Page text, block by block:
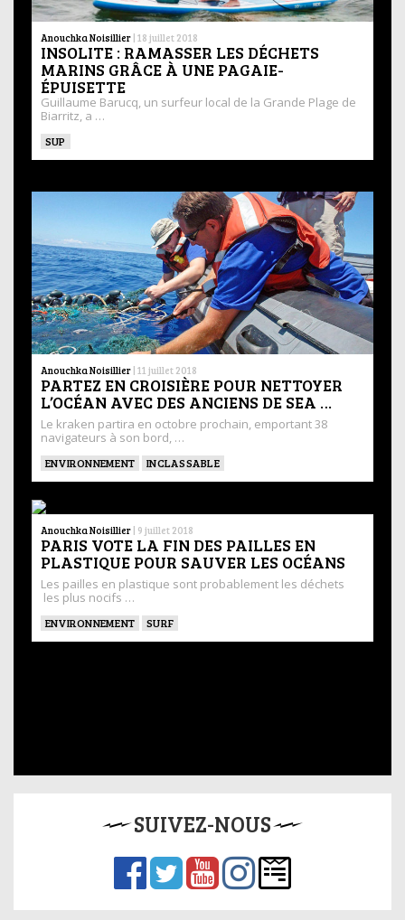
Anouchka Noisillier | 18 juillet 2018
INSOLITE : RAMASSER LES DÉCHETS
MARINS GRÂCE À UNE PAGAIE-
ÉPUISETTE
Guillaume Barucq, un surfeur local de la Grande Plage de
Biarritz, a …
SUP
Anouchka Noisillier | 11 juillet 2018
PARTEZ EN CROISIÈRE POUR NETTOYER
L’OCÉAN AVEC DES ANCIENS DE SEA …
Le kraken partira en octobre prochain, emportant 38
navigateurs à son bord, …
ENVIRONNEMENT INCLASSABLE
Anouchka Noisillier | 9 juillet 2018
PARIS VOTE LA FIN DES PAILLES EN
PLASTIQUE POUR SAUVER LES OCÉANS
Les pailles en plastique sont probablement les déchets
les plus nocifs …
ENVIRONNEMENT SURF
SUIVEZ-NOUS